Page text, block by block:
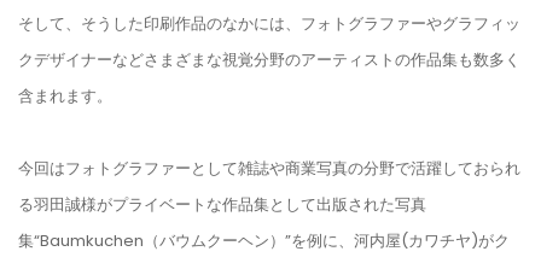
そして、そうした印刷作品のなかには、フォトグラファーやグラフィッ
クデザイナーなどさまざまな視覚分野のアーティストの作品集も数多く
含まれます。
今回はフォトグラファーとして雑誌や商業写真の分野で活躍しておられ
る羽田誠様がプライベートな作品集として出版された写真
集“Baumkuchen（バウムクーヘン）”を例に、河内屋(カワチヤ)がク